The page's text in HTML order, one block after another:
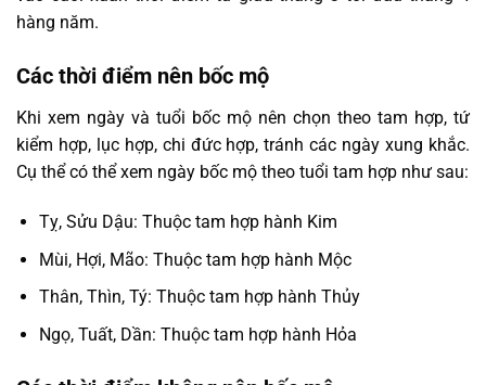
hàng năm.
Các thời điểm nên bốc mộ
Khi xem ngày và tuổi bốc mộ nên chọn theo tam hợp, tứ
kiểm hợp, lục hợp, chi đức hợp, tránh các ngày xung khắc.
Cụ thể có thể xem ngày bốc mộ theo tuổi tam hợp như sau:
Tỵ, Sửu Dậu: Thuộc tam hợp hành Kim
Mùi, Hợi, Mão: Thuộc tam hợp hành Mộc
Thân, Thìn, Tý: Thuộc tam hợp hành Thủy
Ngọ, Tuất, Dần: Thuộc tam hợp hành Hỏa